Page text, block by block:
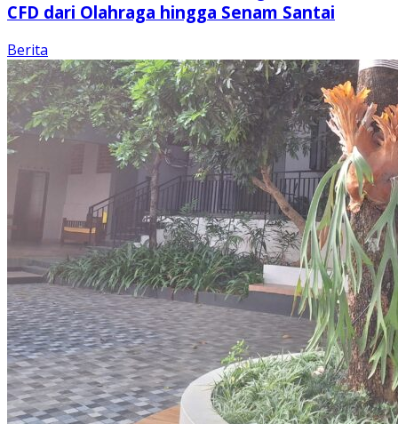
CFD dari Olahraga hingga Senam Santai
Berita